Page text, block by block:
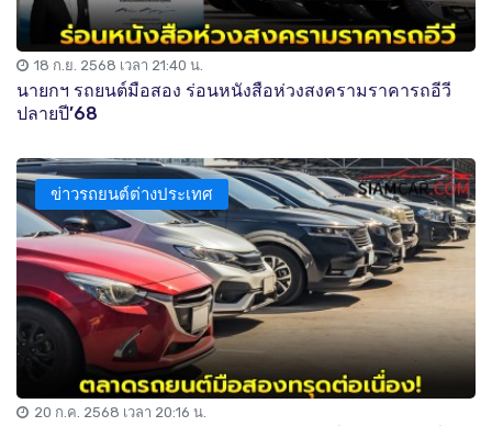
18 ก.ย. 2568 เวลา 21:40 น.
นายกฯ รถยนต์มือสอง ร่อนหนังสือห่วงสงครามราคารถอีวี
ปลายปี’68
ข่าวรถยนต์ต่างประเทศ
20 ก.ค. 2568 เวลา 20:16 น.